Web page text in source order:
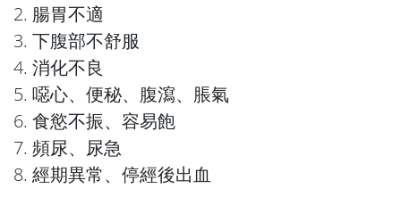
2. 腸胃不適
3. 下腹部不舒服
4. 消化不良
5. 噁心、便秘、腹瀉、脹氣
6. 食慾不振、容易飽
7. 頻尿、尿急
8. 經期異常、停經後出血